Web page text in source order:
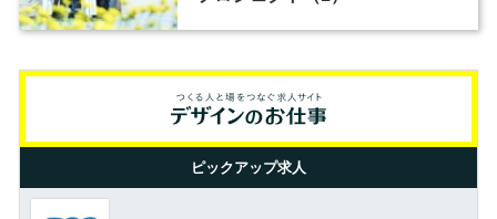
ピックアップ求人